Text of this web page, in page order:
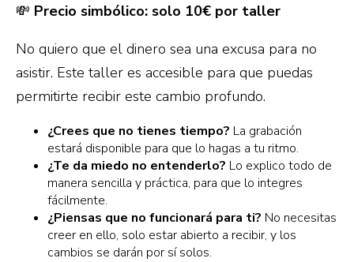
💸 Precio simbólico: solo 10€ por taller
No quiero que el dinero sea una excusa para no
asistir. Este taller es accesible para que puedas
permitirte recibir este cambio profundo.
¿Crees que no tienes tiempo? La grabación
estará disponible para que lo hagas a tu ritmo.
¿Te da miedo no entenderlo? Lo explico todo de
manera sencilla y práctica, para que lo integres
fácilmente.
¿Piensas que no funcionará para ti? No necesitas
creer en ello, solo estar abierto a recibir, y los
cambios se darán por sí solos.